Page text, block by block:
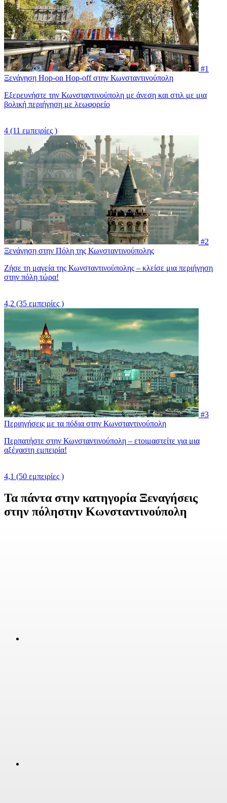
#1
Ξενάγηση Hop-on Hop-off στην Κωνσταντινούπολη
Εξερευνήστε την Κωνσταντινούπολη με άνεση και στιλ με μια
βολική περιήγηση με λεωφορείο
4 (11 εμπειρίες )
#2
Ξενάγηση στην Πόλη της Κωνσταντινούπολης
Ζήσε τη μαγεία της Κωνσταντινούπολης – κλείσε μια περιήγηση
στην πόλη τώρα!
4,2 (35 εμπειρίες )
#3
Περιηγήσεις με τα πόδια στην Κωνσταντινούπολη
Περπατήστε στην Κωνσταντινούπολη – ετοιμαστείτε για μια
αξέχαστη εμπειρία!
4,1 (50 εμπειρίες )
Τα πάντα στην κατηγορία Ξεναγήσεις
στην πόληστην Κωνσταντινούπολη